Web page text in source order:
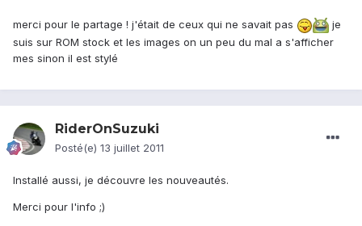
merci pour le partage ! j'était de ceux qui ne savait pas
je
suis sur ROM stock et les images on un peu du mal a s'afficher
mes sinon il est stylé
RiderOnSuzuki
Posté(e) 13 juillet 2011
Installé aussi, je découvre les nouveautés.
Merci pour l'info ;)